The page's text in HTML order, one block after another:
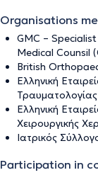
Organisations
GMC –
Medical Counsil
British
Ελληνική
Ελληνική
Χειρουργικής
Ιατρικός
Participation in